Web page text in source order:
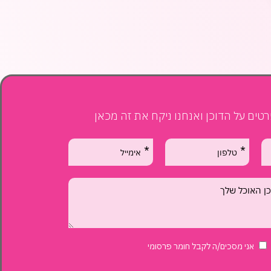
על הדוכן ואנחנו ניקח את זה מכאן
אני מסכים/ה לקבל חומר פרסומי